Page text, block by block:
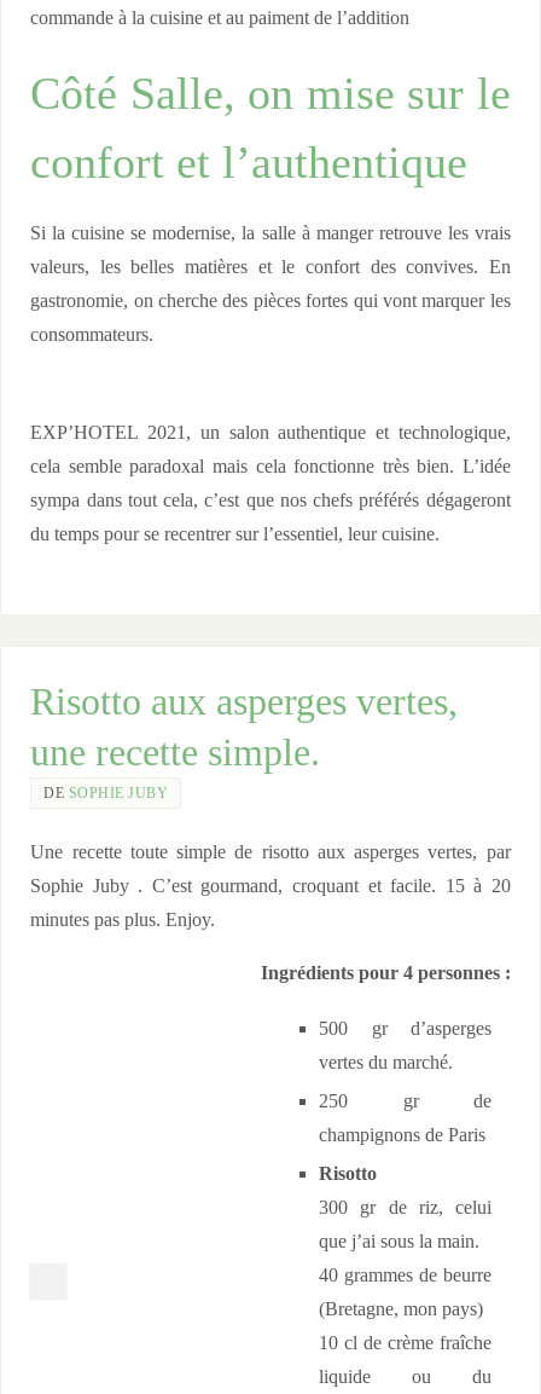
commande à la cuisine et au paiment de l’addition
Côté Salle, on mise sur le
confort et l’authentique
Si la cuisine se modernise, la salle à manger retrouve les vrais
valeurs, les belles matières et le confort des convives. En
gastronomie, on cherche des pièces fortes qui vont marquer les
consommateurs.
EXP’HOTEL 2021, un salon authentique et technologique,
cela semble paradoxal mais cela fonctionne très bien. L’idée
sympa dans tout cela, c’est que nos chefs préférés dégageront
du temps pour se recentrer sur l’essentiel, leur cuisine.
Risotto aux asperges vertes,
une recette simple.
DE SOPHIE JUBY
Une recette toute simple de risotto aux asperges vertes, par
Sophie Juby . C’est gourmand, croquant et facile. 15 à 20
minutes pas plus. Enjoy.
Ingrédients pour 4 personnes :
500 gr d’asperges
vertes du marché.
250 gr de
champignons de Paris
Risotto
300 gr de riz, celui
que j’ai sous la main.
40 grammes de beurre
(Bretagne, mon pays)
10 cl de crème fraîche
liquide ou du